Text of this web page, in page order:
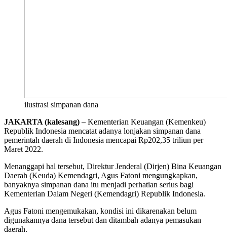
ilustrasi simpanan dana
JAKARTA (kalesang) –Kementerian Keuangan (Kemenkeu)
Republik Indonesia mencatat adanya lonjakan simpanan dana
pemerintah daerah di Indonesia mencapai Rp202,35 triliun per
Maret 2022.
Menanggapi hal tersebut, Direktur Jenderal (Dirjen) Bina Keuangan
Daerah (Keuda) Kemendagri, Agus Fatoni mengungkapkan,
banyaknya simpanan dana itu menjadi perhatian serius bagi
Kementerian Dalam Negeri (Kemendagri) Republik Indonesia.
Agus Fatoni mengemukakan, kondisi ini dikarenakan belum
digunakannya dana tersebut dan ditambah adanya pemasukan
daerah.